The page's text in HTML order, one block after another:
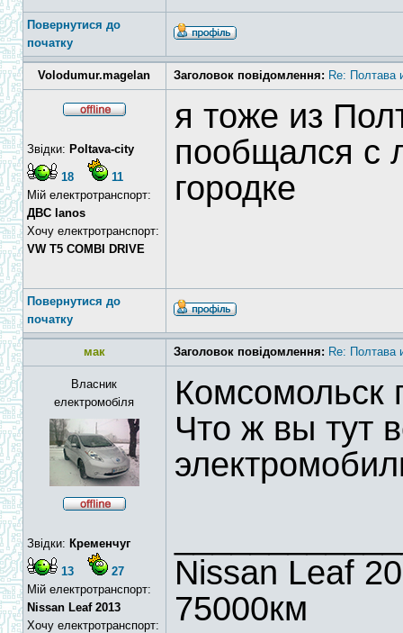
Повернутися до
початку
Volodumur.magelan Заголовок повідомлення: Re: Полтава
Звідки: Poltava-city
18
11
Мій електротранспорт:
ДВС lanos
Хочу електротранспорт:
VW T5 COMBI DRIVE
я тоже из
пообщался с
городке
Повернутися до
початку
мак Заголовок повідомлення: Re: Полтава
Власник
електромобіля
Звідки: Кременчуг
13
27
Мій електротранспорт:
Nissan Leaf 2013
Хочу електротранспорт:
Комсомольск
Что ж вы тут
Nissan Leaf
75000км